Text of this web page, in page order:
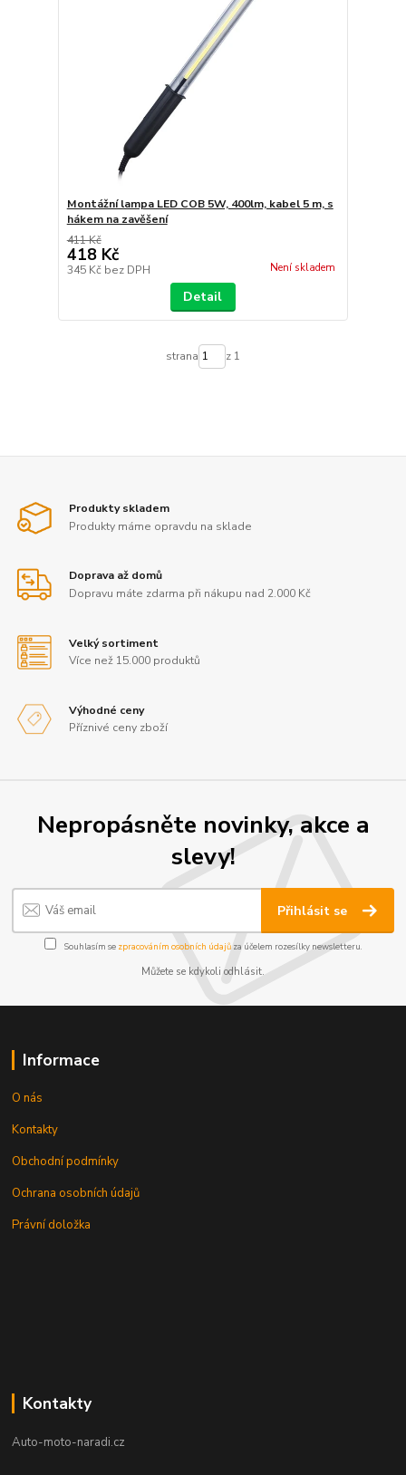
Montážní lampa LED COB 5W, 400lm, kabel 5 m, s
hákem na zavěšení
411 Kč
418 Kč
345 Kč bez DPH Není skladem
Detail
strana z 1
Produkty skladem
Produkty máme opravdu na sklade
Doprava až domů
Dopravu máte zdarma při nákupu nad 2.000 Kč
Velký sortiment
Více než 15.000 produktů
Výhodné ceny
Příznivé ceny zboží
Nepropásněte novinky, akce a
slevy!
Přihlásit se
Souhlasím se zpracováním osobních údajůza účelem rozesílky newsletteru.
Můžete se kdykoli odhlásit.
Informace
O nás
Kontakty
Obchodní podmínky
Ochrana osobních údajů
Právní doložka
Kontakty
Auto-moto-naradi.cz